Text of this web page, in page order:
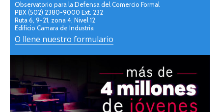
Observatorio para la Defensa del Comercio Formal
PBX (502) 2380-9000 Ext. 232
Ruta 6, 9-21, zona 4, Nivel 12
Edificio Camara de Industria
O llene nuestro formulario